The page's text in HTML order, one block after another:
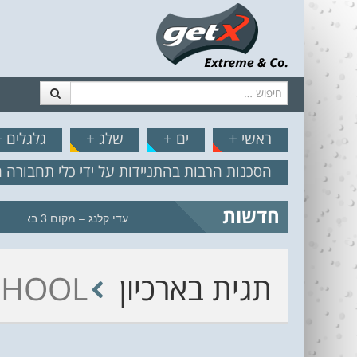
חיפוש
// תפריט
דלג לתוכן
ראשי + ים + שלג + גלגלים
הסכנות הרבות בהתניידות על ידי כלי
חדשות עדי קלנג – מקום 3 באליפות העולם
תגית בארכיון